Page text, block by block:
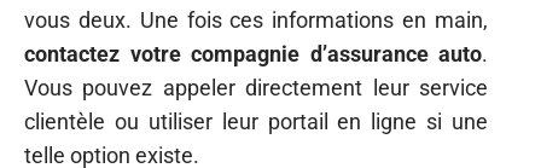
vous deux. Une fois ces informations en main,
contactez votre compagnie d’assurance auto.
Vous pouvez appeler directement leur service
clientèle ou utiliser leur portail en ligne si une
telle option existe.